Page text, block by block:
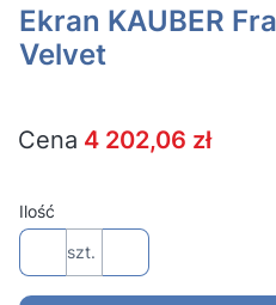
Ekran KAUBER
Velvet
Cena 4 202,06 zł
Ilość
szt.